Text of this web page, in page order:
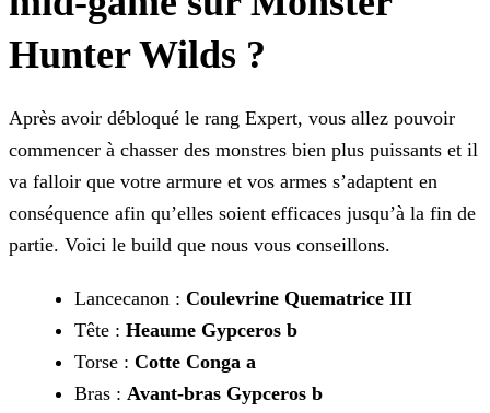
Hunter Wilds ?
Après avoir débloqué le rang Expert, vous allez pouvoir
commencer à chasser des monstres bien plus puissants et il
va falloir que votre armure et vos armes s’adaptent en
conséquence afin qu’elles soient efficaces jusqu’à la fin de
partie. Voici le build que nous vous conseillons.
Lancecanon : Coulevrine Quematrice III
Tête : Heaume Gypceros b
Torse : Cotte Conga a
Bras : Avant-bras Gypceros b